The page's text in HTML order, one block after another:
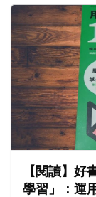
【閱讀】
學習」：運